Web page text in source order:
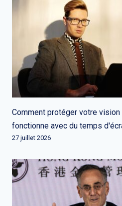
Comment protéger votre
fonctionne avec du temps
27 juillet 2026